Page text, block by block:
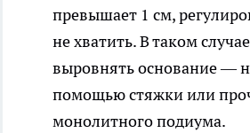
превышает 1 см,
не хватить. В таком
выровнять основание —
помощью стяжки или
монолитного подиума.